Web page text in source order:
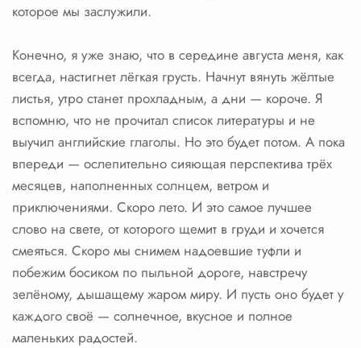
которое мы заслужили.
Конечно, я уже знаю, что в середине августа меня, как
всегда, настигнет лёгкая грусть. Начнут вянуть жёлтые
листья, утро станет прохладным, а дни — короче. Я
вспомню, что не прочитал список литературы и не
выучил английские глаголы. Но это будет потом. А пока
впереди — ослепительно сияющая перспектива трёх
месяцев, наполненных солнцем, ветром и
приключениями. Скоро лето. И это самое лучшее
слово на свете, от которого щемит в груди и хочется
смеяться. Скоро мы снимем надоевшие туфли и
побежим босиком по пыльной дороге, навстречу
зелёному, дышащему жаром миру. И пусть оно будет у
каждого своё — солнечное, вкусное и полное
маленьких радостей.